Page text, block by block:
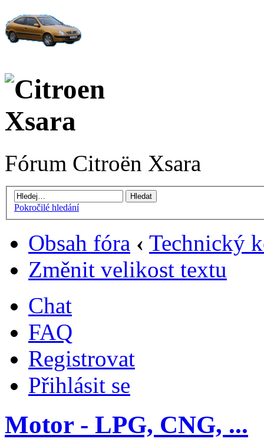
Fórum Citroën Xsara
Pokročilé hledání
Obsah fóra ‹ Technický
Změnit velikost textu
Chat
FAQ
Registrovat
Přihlásit se
Motor - LPG, CNG, ...